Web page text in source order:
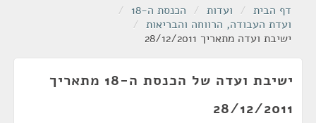
דף הבית / ועדות / הכנסת ה-18
/
ועדת העבודה, הרווחה והבריאות /
ישיבת ועדה מתאריך 28/12/2011
ישיבת ועדה של הכנסת ה-18 מתאריך
28/12/2011